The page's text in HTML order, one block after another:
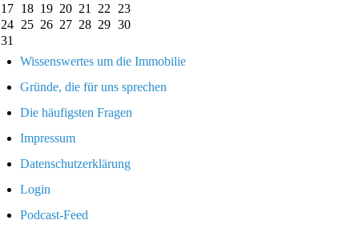
17 18 19 20 21 22
23
24 25 26 27 28 29 30
31
Wissenswertes um die Immobilie
Gründe, die für uns sprechen
Die häufigsten Fragen
Impressum
Datenschutzerklärung
Login
Podcast-Feed